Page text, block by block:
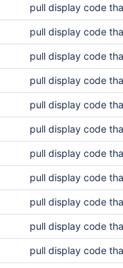
pull display code
pull display code
pull display code
pull display code
pull display code
pull display code
pull display code
pull display code
pull display code
pull display code
pull display code